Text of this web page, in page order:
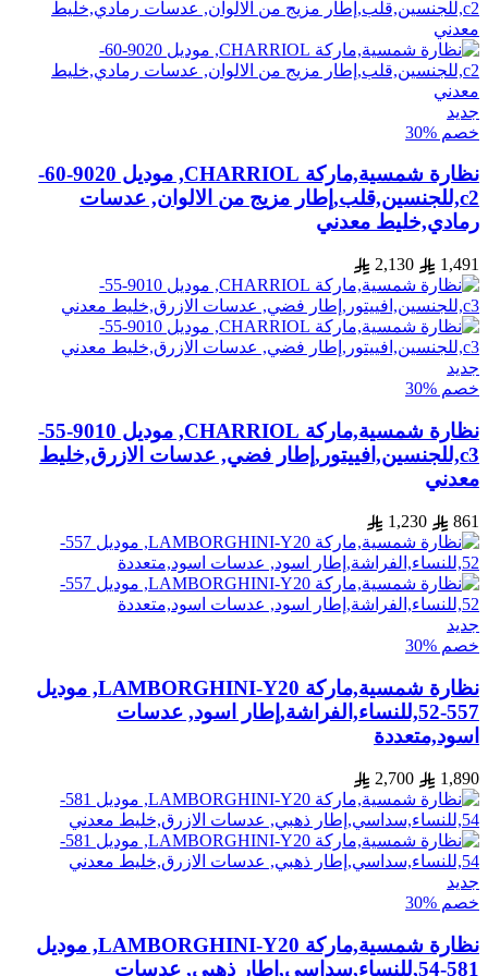
جديد
خصم %30
نظارة شمسية,ماركة CHARRIOL, موديل 9020-60-
c2,للجنسين,قلب,إطار مزيج من الالوان, عدسات
رمادي,خليط معدني
1,491
2,130
جديد
خصم %30
نظارة شمسية,ماركة CHARRIOL, موديل 9010-55-
c3,للجنسين,افييتور,إطار فضي, عدسات الازرق,خليط
معدني
861
1,230
جديد
خصم %30
نظارة شمسية,ماركة LAMBORGHINI-Y20, موديل
557-52,للنساء,الفراشة,إطار اسود, عدسات
اسود,متعددة
1,890
2,700
جديد
خصم %30
نظارة شمسية,ماركة LAMBORGHINI-Y20, موديل
581-54,للنساء,سداسي,إطار ذهبي, عدسات